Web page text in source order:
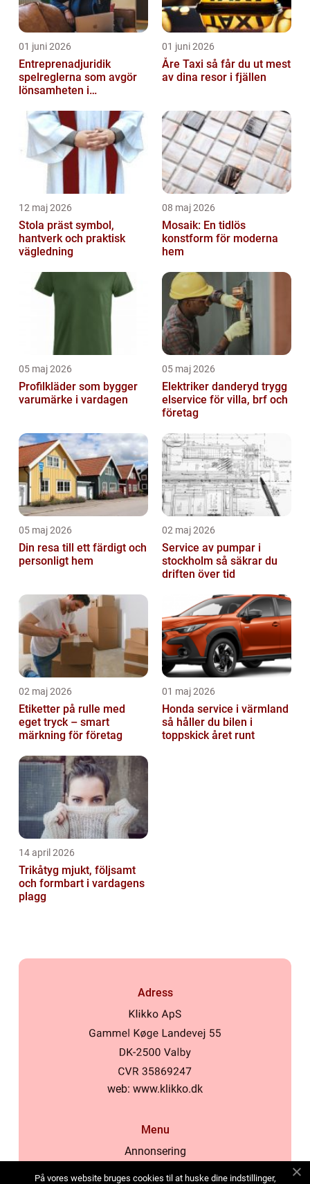
01 juni 2026
Entreprenadjuridik
spelreglerna som avgör
lönsamheten i
01 juni 2026
Åre Taxi så får du ut mest
av dina resor i fjällen
12 maj 2026
Stola präst symbol,
hantverk och praktisk
vägledning
08 maj 2026
Mosaik: En tidlös
konstform för moderna
hem
05 maj 2026
Profilkläder som bygger
varumärke i vardagen
05 maj 2026
Elektriker danderyd trygg
elservice för villa, brf och
företag
05 maj 2026
Din resa till ett färdigt och
personligt hem
02 maj 2026
Service av pumpar i
stockholm så säkrar du
driften över tid
02 maj 2026
Etiketter på rulle med
eget tryck – smart
märkning för företag
01 maj 2026
Honda service i värmland
så håller du bilen i
toppskick året runt
14 april 2026
Trikåtyg mjukt, följsamt
och formbart i vardagens
plagg
Adress
web: www.klikko.dk
Menu
Annonsering
På vores website bruges cookies til at huske dine indstillinger,